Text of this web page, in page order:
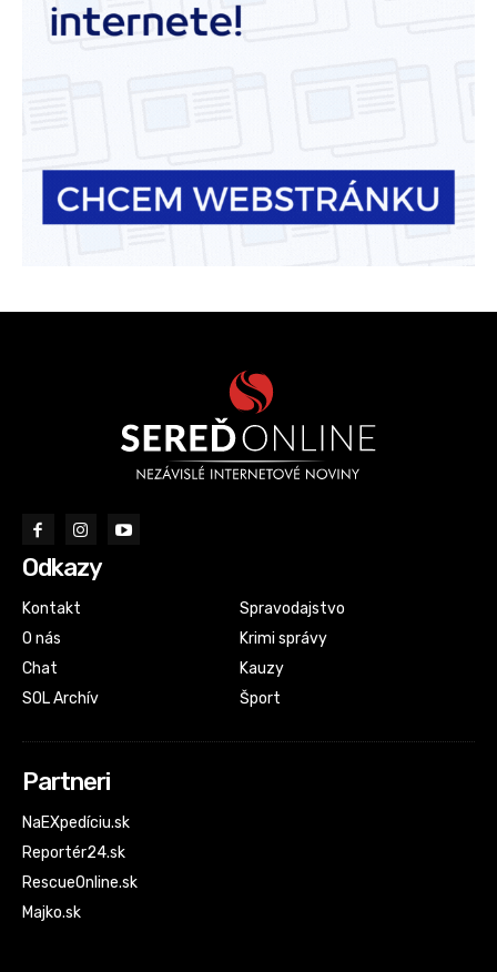
Odkazy
Kontakt
O nás
Chat
SOL Archív
Spravodajstvo
Krimi správy
Kauzy
Šport
Partneri
NaEXpedíciu.sk
Reportér24.sk
RescueOnline.sk
Majko.sk